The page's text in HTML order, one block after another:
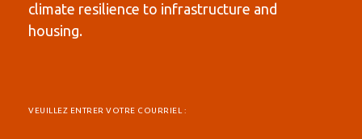
climate resilience to infrastructure and
housing.
VEUILLEZ ENTRER VOTRE COURRIEL :